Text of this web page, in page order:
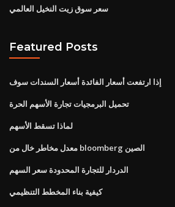
سعر سوق زيت النخيل العالمي
Featured Posts
إذا ارتفعت أسعار الفائدة أسعار السندات سوف
تحميل البرمجيات تجارة الأسهم الحرة
لماذا تسقط الأسهم
معدل مخاطر خال من bloomberg الصين
الدردار للتجارة المحدودة سعر السهم
كيفية بناء المخطط التنظيمي